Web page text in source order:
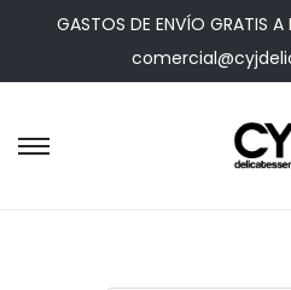
GASTOS DE ENVÍO GRATIS